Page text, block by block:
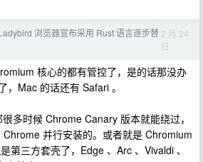
浏览器宣布采用 Rust 语言逐步替 2 月 24
日
核心的都有管控了，是的话那没办
，Mac 的话还有 Safari 。
多时候 Chrome Canary 版本就能绕过，
并行安装的。或者就是 Chromium
第三方套壳了，Edge 、Arc 、Vivaldi 、